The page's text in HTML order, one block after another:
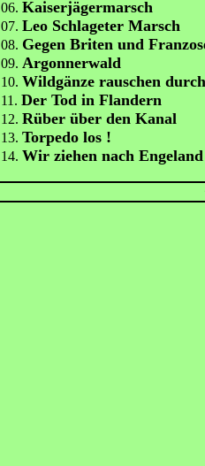
06.Kaiserjägermarsch
07.Leo Schlageter Marsch
08. Gegen Briten und
09. Argonnerwald
10.Wildgänze rauschen
11.Der Tod in Flandern
12.Rüber über den Kanal
13.Torpedo los !
14.Wir ziehen nach Engeland